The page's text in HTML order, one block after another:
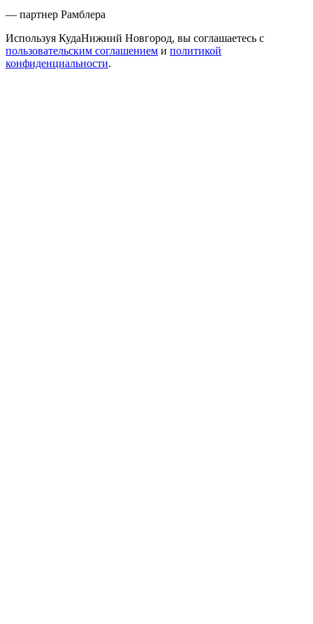
— партнер Рамблера
Используя КудаНижний Новгород, вы соглашаетесь с
пользовательским соглашением и политикой
конфиденциальности.